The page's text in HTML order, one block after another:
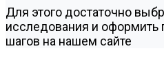
Для этого достаточно
исследования и оформить
шагов на нашем сайте